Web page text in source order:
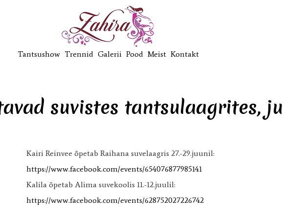
Tantsushow Trennid Galerii Pood Meist Kontakt
suvistes tantsulaagrites,
Kairi Reinvee õpetab Raihana suvelaagris 27.-29.juunil:
https://www.facebook.com/events/654076877985141
Kalila õpetab Alima suvekoolis 11.-12.juulil:
https://www.facebook.com/events/628752027226742